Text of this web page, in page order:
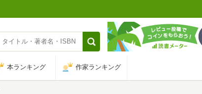
本ランキング 作家ランキング